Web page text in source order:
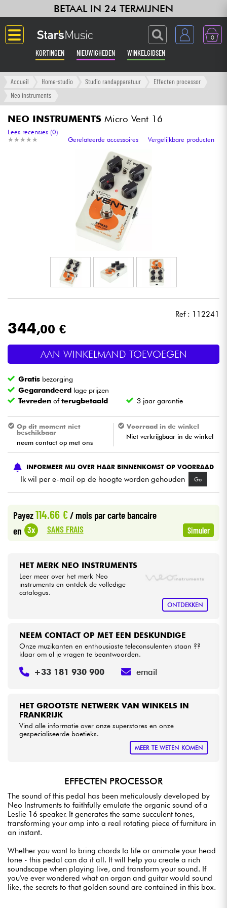
BETAAL IN 24 TERMIJNEN
0
KORTINGEN NIEUWIGHEDEN WINKELGIDSEN
Langue
Versterker & Effecten
Synths & samplers
Hoofdtelefoon
Microfoon
Licht
Blaasinstrument
Viool & Quatuor
Kinderen
Kabels & toebehoren
Sets
Accueil Home-studio Studio randapparatuur
Effecten processor
Neo instruments
NEO INSTRUMENTS Micro Vent 16
★ ★ ★ ★ ★
★ ★ ★ ★ ★
Lees recensies (0)
Gerelateerde accessoires
Vergelijkbare producten
Ref : 112241
344,00 €
AAN WINKELMAND TOEVOEGEN
Gratis bezorging
Gegarandeerd lage prijzen
Tevreden ofterugbetaald 3 jaar garantie
Op dit moment niet
beschikbaar
neem contact op met ons
Voorraad in de winkel
Niet verkrijgbaar in de winkel
INFORMEER MIJ OVER HAAR BINNENKOMST OP VOORRAAD
Ik wil per e-mail op de hoogte worden gehouden Go
Payez114.66 € / mois par carte bancaire
en 3x SANS FRAIS Simuler
HET MERK NEO INSTRUMENTS
Leer meer over het merk Neo
instruments en ontdek de volledige
catalogus.
ONTDEKKEN
HET GROOTSTE NETWERK VAN WINKELS IN
FRANKRIJK
Vind alle informatie over onze superstores en onze
gespecialiseerde boetieks.
MEER TE WETEN KOMEN
NEEM CONTACT OP MET EEN DESKUNDIGE
Onze muzikanten en enthousiaste teleconsulenten staan ??
klaar om al je vragen te beantwoorden.
+33 181 930 900 email
EFFECTEN PROCESSOR
The sound of this pedal has been meticulously developed by
Neo Instruments to faithfully emulate the organic sound of a
Leslie 16 speaker. It generates the same succulent tones,
transforming your amp into a real rotating piece of furniture in
an instant.
Whether you want to bring chords to life or animate your head
tone - this pedal can do it all. It will help you create a rich
soundscape when playing live, and transform your sound. If
you've ever wondered what an organ and guitar would sound
like, the secrets to that golden sound are contained in this box.